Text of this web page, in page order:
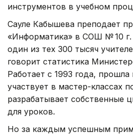
инструментов в учебном
Сауле Кабышева преподает
«Информатика» в СОШ № 10
один из тех 300 тысяч
говорит статистика
Работает с 1993 года,
участвует в мастер-классах
разрабатывает собственные
для уроков.
Но за каждым успешным